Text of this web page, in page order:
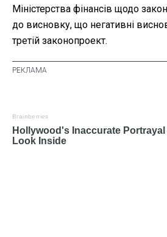
Міністерства фінансів щодо
до висновку, що негативні
третій законопроект.